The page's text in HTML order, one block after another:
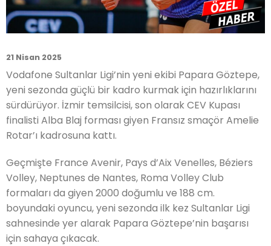
21 Nisan 2025
Vodafone Sultanlar Ligi’nin yeni ekibi Papara Göztepe,
yeni sezonda güçlü bir kadro kurmak için hazırlıklarını
sürdürüyor. İzmir temsilcisi, son olarak CEV Kupası
finalisti Alba Blaj forması giyen Fransız smaçör Amelie
Rotar’ı kadrosuna kattı.
Geçmişte France Avenir, Pays d’Aix Venelles, Béziers
Volley, Neptunes de Nantes, Roma Volley Club
formaları da giyen 2000 doğumlu ve 188 cm.
boyundaki oyuncu, yeni sezonda ilk kez Sultanlar Ligi
sahnesinde yer alarak Papara Göztepe’nin başarısı
için sahaya çıkacak.